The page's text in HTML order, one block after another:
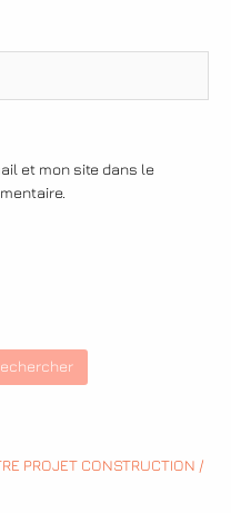
et mon site dans le
PROJET CONSTRUCTION /